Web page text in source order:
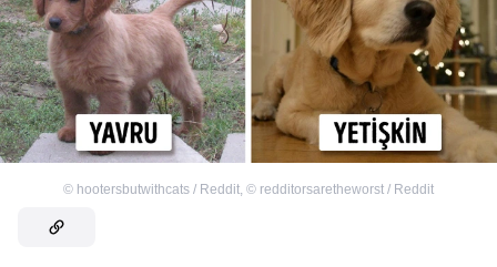
© hootersbutwithcats / Reddit, © redditorsaretheworst / Reddit